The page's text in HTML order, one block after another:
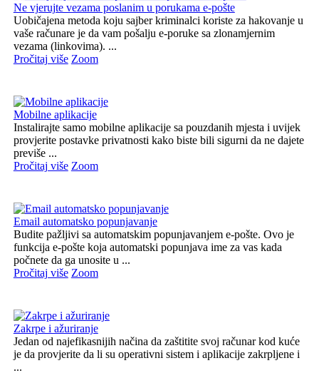
Ne vjerujte vezama poslanim u porukama e-pošte
Uobičajena metoda koju sajber kriminalci koriste za hakovanje u
vaše računare je da vam pošalju e-poruke sa zlonamjernim
vezama (linkovima). ...
Pročitaj više Zoom
Mobilne aplikacije
Instalirajte samo mobilne aplikacije sa pouzdanih mjesta i uvijek
provjerite postavke privatnosti kako biste bili sigurni da ne dajete
previše ...
Pročitaj više Zoom
Email automatsko popunjavanje
Budite pažljivi sa automatskim popunjavanjem e-pošte. Ovo je
funkcija e-pošte koja automatski popunjava ime za vas kada
počnete da ga unosite u ...
Pročitaj više Zoom
Zakrpe i ažuriranje
Jedan od najefikasnijih načina da zaštitite svoj računar kod kuće
je da provjerite da li su operativni sistem i aplikacije zakrpljene i
...